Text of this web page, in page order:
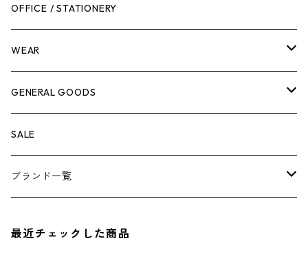
作業台
脚立
ケミカル
その他
ボディケア
ガーデンチェア
キャビネット・ツールハンガー
冬季用品
その他
バンジーバンド
ストレージボックス
クーラーボックス
ナイフ
メンテナンスグッズ
車内グッズ
車外グッズ
芳香剤
OFFICE / STATIONERY
WEAR
トップス
ボトムス
アンダーウェア
GENERAL GOODS
ウォレット
エアーフレッシュナー
SALE
ブランド一覧
最近チェックした商品